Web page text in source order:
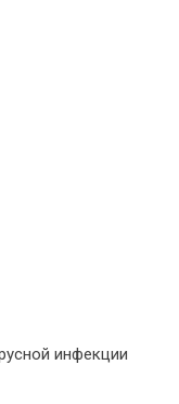
инфекции